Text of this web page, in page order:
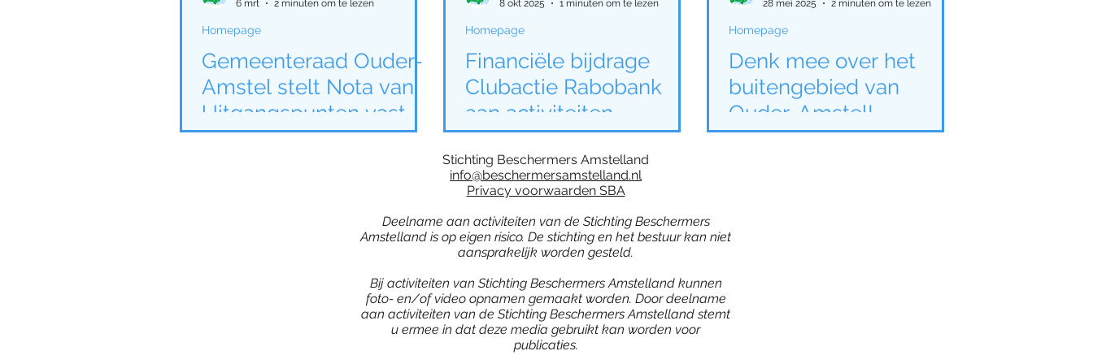
6 mrt
2 minuten om te lezen
Homepage
Gemeenteraad Ouder-
Amstel stelt Nota van
Uitgangspunten vast
voor Omgevingsplan
8 okt 2025
1 minuten om te lezen
Homepage
Financiële bijdrage
Clubactie Rabobank
aan activiteiten
Stichting Beschermers
Amstelland
28 mei 2025
2 minuten om te lezen
Homepage
Denk mee over het
buitengebied van
Ouder-Amstel!
Stichting Beschermers Amstelland
info@beschermersamstelland.nl
Privacy voorwaarden SBA
Deelname aan activiteiten van de Stichting Beschermers
Amstelland is op eigen risico. De stichting en het bestuur kan niet
aansprakelijk worden gesteld.
Bij activiteiten van Stichting Beschermers Amstelland kunnen
foto- en/of video opnamen gemaakt worden. Door deelname
aan activiteiten van de Stichting Beschermers Amstelland stemt
u ermee in dat deze media gebruikt kan worden voor
publicaties.